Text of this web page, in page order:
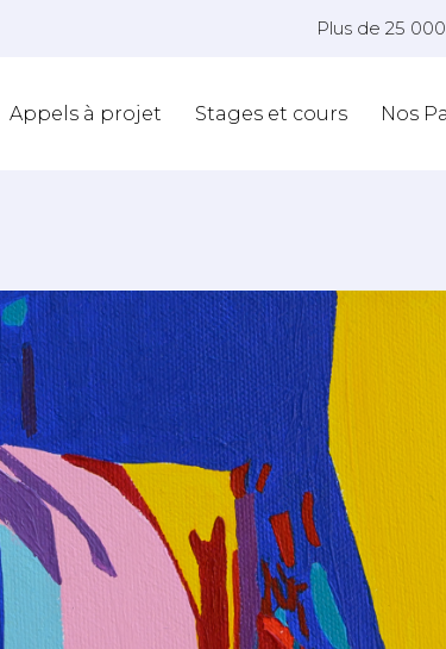
Plus de 25
Appels à projet Stages et cours Nos